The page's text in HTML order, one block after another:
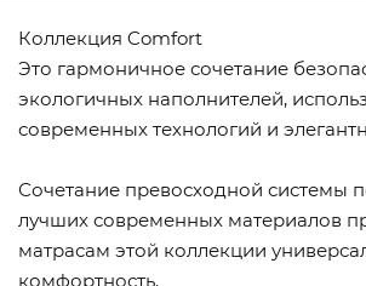
Коллекция Comfort
Это гармоничное сочетание
экологичных наполнителей,
современных технологий и
Сочетание превосходной системы
лучших современных материалов
матрасам этой коллекции
комфортность.